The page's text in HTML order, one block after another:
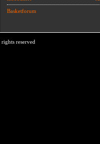
Basketforum
reserved